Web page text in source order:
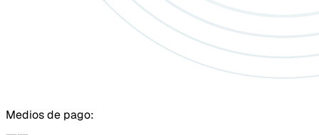
Medios de pago: